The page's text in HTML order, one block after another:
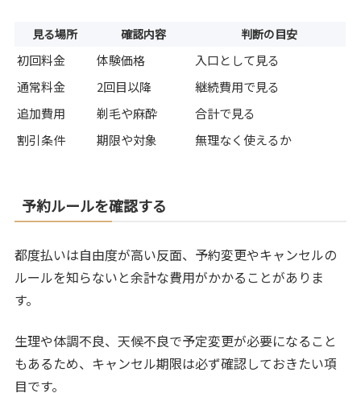
見る場所 確認内容 判断の目安
初回料金 体験価格
入口として見る
通常料金
2回目以降
継続費用で見る
追加費用
剃毛や麻酔
合計で見る
割引条件
期限や対象 無理なく使えるか
予約ルールを確認する
都度払いは自由度が高い反面、予約変更やキャンセルの
ルールを知らないと余計な費用がかかることがありま
す。
生理や体調不良、天候不良で予定変更が必要になること
もあるため、キャンセル期限は必ず確認しておきたい項
目です。